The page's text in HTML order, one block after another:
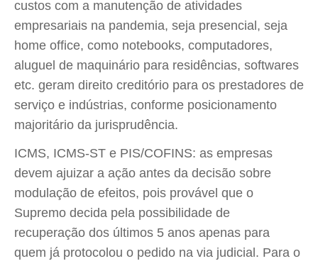
custos com a manutenção de atividades
empresariais na pandemia, seja presencial, seja
home office, como notebooks, computadores,
aluguel de maquinário para residências, softwares
etc. geram direito creditório para os prestadores de
serviço e indústrias, conforme posicionamento
majoritário da jurisprudência.
ICMS, ICMS-ST e PIS/COFINS: as empresas
devem ajuizar a ação antes da decisão sobre
modulação de efeitos, pois provável que o
Supremo decida pela possibilidade de
recuperação dos últimos 5 anos apenas para
quem já protocolou o pedido na via judicial. Para o